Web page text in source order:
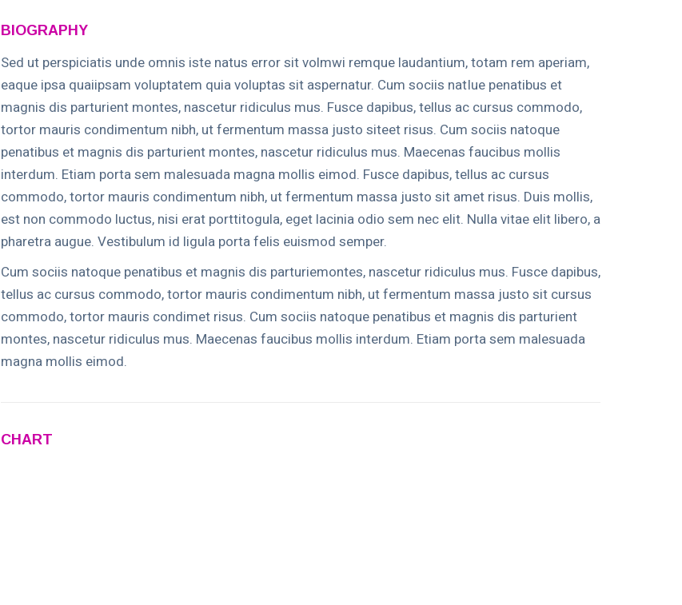
BIOGRAPHY
Sed ut perspiciatis unde omnis iste natus error sit volmwi remque laudantium, totam rem aperiam,
eaque ipsa quaiipsam voluptatem quia voluptas sit aspernatur. Cum sociis natIue penatibus et
magnis dis parturient montes, nascetur ridiculus mus. Fusce dapibus, tellus ac cursus commodo,
tortor mauris condimentum nibh, ut fermentum massa justo siteet risus. Cum sociis natoque
penatibus et magnis dis parturient montes, nascetur ridiculus mus. Maecenas faucibus mollis
interdum. Etiam porta sem malesuada magna mollis eimod. Fusce dapibus, tellus ac cursus
commodo, tortor mauris condimentum nibh, ut fermentum massa justo sit amet risus. Duis mollis,
est non commodo luctus, nisi erat porttitogula, eget lacinia odio sem nec elit. Nulla vitae elit libero, a
pharetra augue. Vestibulum id ligula porta felis euismod semper.
Cum sociis natoque penatibus et magnis dis parturiemontes, nascetur ridiculus mus. Fusce dapibus,
tellus ac cursus commodo, tortor mauris condimentum nibh, ut fermentum massa justo sit cursus
commodo, tortor mauris condimet risus. Cum sociis natoque penatibus et magnis dis parturient
montes, nascetur ridiculus mus. Maecenas faucibus mollis interdum. Etiam porta sem malesuada
magna mollis eimod.
CHART